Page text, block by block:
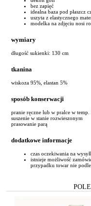
bez zapięć
idealna baza pod płaszcz
uszyta z elastycznego
modelka na zdjęciu nosi
wymiary
długość sukienki: 130 cm
tkanina
wiskoza 95%, elastan 5%
sposób konserwacji
pranie ręczne lub w pralce w temp.
suszenie w stanie rozwieszonym
prasowanie parą
dodatkowe informacje
czas oczekiwania na
istnieje możliwość
przypadku towar nie